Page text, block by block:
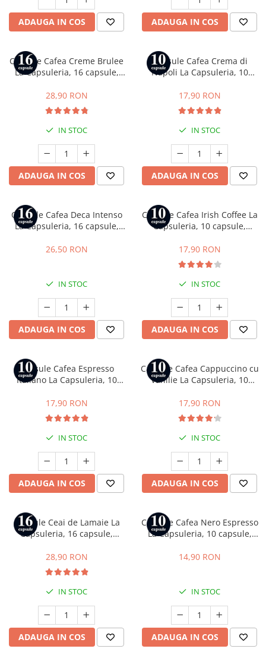
ADAUGA IN COS ADAUGA IN COS
Capsule Cafea Creme Brulee
La Capsuleria, 16 capsule,
28,90 RON
IN STOC
ADAUGA IN COS
Capsule Cafea Crema di
Napoli La Capsuleria, 10
Bialetti
17,90 RON
IN STOC
ADAUGA IN COS
Capsule Cafea Deca Intenso
La Capsuleria, 16 capsule,
Modo Mio
26,50 RON
IN STOC
ADAUGA IN COS
Capsule Cafea Irish Coffee La
Capsuleria, 10 capsule,
17,90 RON
IN STOC
ADAUGA IN COS
Capsule Cafea Espresso
Italiano La Capsuleria, 10
Nespresso
17,90 RON
IN STOC
ADAUGA IN COS
Capsule Cafea Cappuccino cu
Vanilie La Capsuleria, 10
Nespresso
17,90 RON
IN STOC
ADAUGA IN COS
Capsule Ceai de Lamaie La
Capsuleria, 16 capsule,
28,90 RON
IN STOC
ADAUGA IN COS
Capsule Cafea Nero Espresso
La Capsuleria, 10 capsule,
Modo Mio
14,90 RON
IN STOC
ADAUGA IN COS